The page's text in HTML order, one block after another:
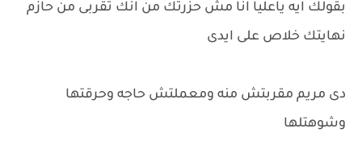
بقولك ايه ياعليا انا مش حزرتك من انك تقربى من حازم
نهايتك خلاص على ايدى
دى مريم مقربتش منه ومعملتش حاجه وحرقتها
وشوهتلها